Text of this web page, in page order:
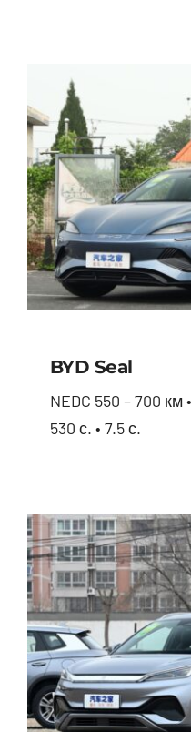
BYD Seal
NEDC 550 – 700 км
530 с. • 7.5 с.